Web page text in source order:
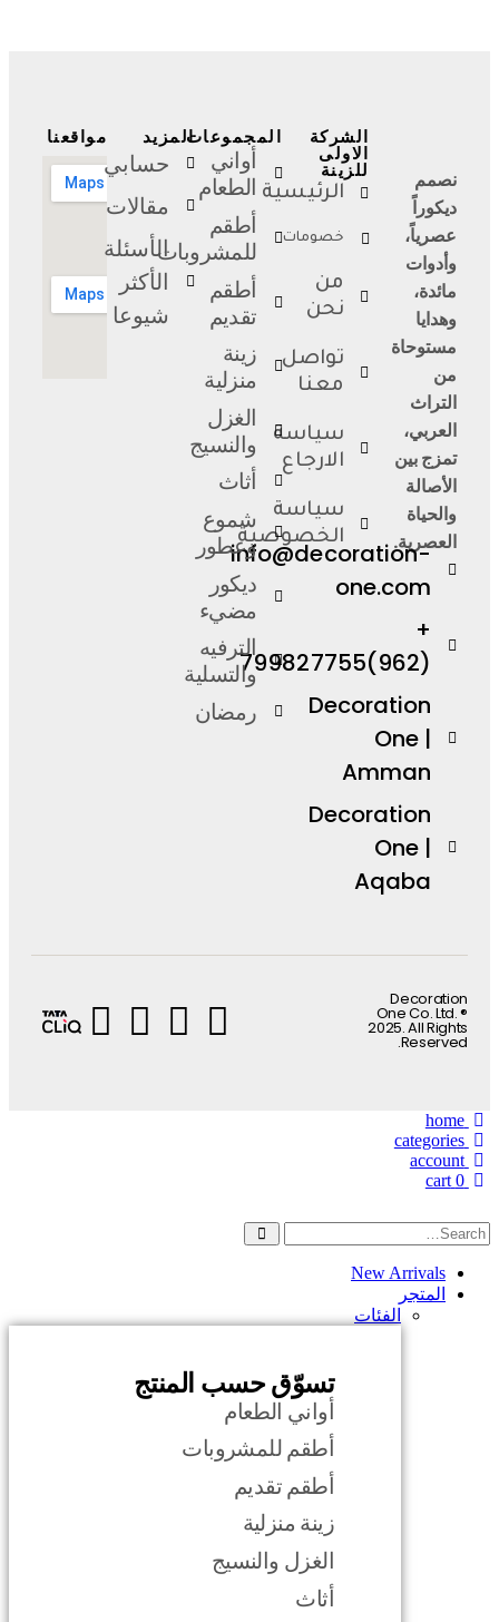
نصمم
ديكوراً
عصرياً،
وأدوات
مائدة،
وهدايا
مستوحاة
من
التراث
العربي،
تمزج بين
الأصالة
والحياة
العصرية.
info@decoration-
one.com
+
(962)799827755
Decoration
One |
Amman
Decoration
One |
Aqaba
مواقعنا الشركة
الاولى
للزينة
الرئيسية
خصومات
من
نحن
تواصل
معنا
سياسة
الارجاع
سياسة
الخصوصية
المجموعات
أواني
الطعام
أطقم
للمشروبات
أطقم
تقديم
زينة
منزلية
الغزل
والنسيج
أثاث
شموع
وعطور
ديكور
مضيء
الترفيه
والتسلية
رمضان
المزيد
حسابي
مقالات
الأسئلة
الأكثر
شيوعا
Decoration
One Co. Ltd. ®
2025. All Rights
Reserved.
home
categories
account
0
cart
New Arrivals
المتجر
الفئات
تسوّق حسب المنتج
أواني الطعام
أطقم للمشروبات
أطقم تقديم
زينة منزلية
الغزل والنسيج
أثاث